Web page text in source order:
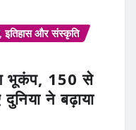
इतिहास और संस्कृति
भूकंप, 150 से
ने बढ़ाया